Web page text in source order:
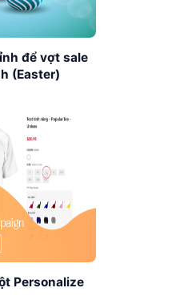
để vợt sale
(Easter)
Personalize